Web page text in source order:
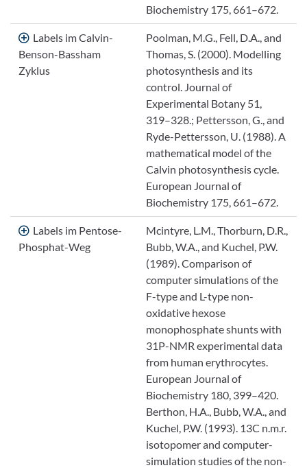
Biochemistry 175, 661–672.
Labels im Calvin-
Benson-Bassham
Zyklus
Poolman, M.G., Fell, D.A., and
Thomas, S. (2000). Modelling
photosynthesis and its
control. Journal of
Experimental Botany 51,
319–328.; Pettersson, G., and
Ryde-Pettersson, U. (1988). A
mathematical model of the
Calvin photosynthesis cycle.
European Journal of
Biochemistry 175, 661–672.
Labels im Pentose-
Phosphat-Weg
Mcintyre, L.M., Thorburn, D.R.,
Bubb, W.A., and Kuchel, P.W.
(1989). Comparison of
computer simulations of the
F-type and L-type non-
oxidative hexose
monophosphate shunts with
31P-NMR experimental data
from human erythrocytes.
European Journal of
Biochemistry 180, 399–420.
Berthon, H.A., Bubb, W.A., and
Kuchel, P.W. (1993). 13C n.m.r.
isotopomer and computer-
simulation studies of the non-